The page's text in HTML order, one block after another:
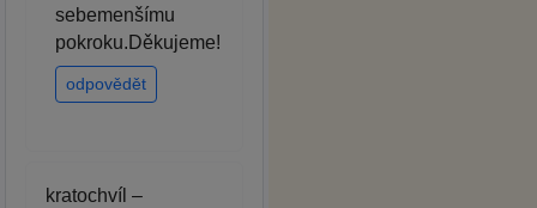
sebemenšímu
pokroku.Děkujeme!
odpovědět
kratochvíl –